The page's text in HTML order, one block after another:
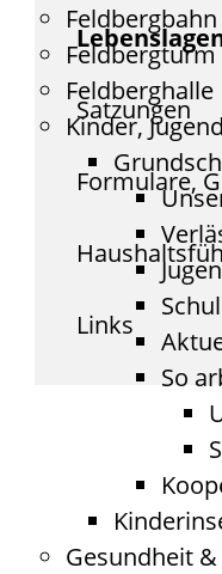
Feldbergbahn
Feldbergturm
Feldberghalle
Kinder,
So
Gesundheit &
Satzungen
Formulare,
Links